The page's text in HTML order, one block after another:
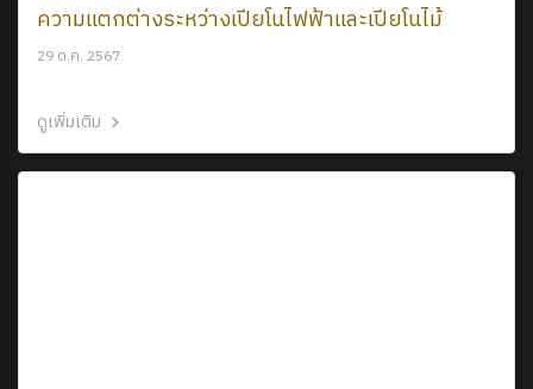
ความแตกต่างระหว่างเปียโนไฟฟ้าและเปียโนไม้
29 ต.ค. 2567
ดูเพิ่มเติม